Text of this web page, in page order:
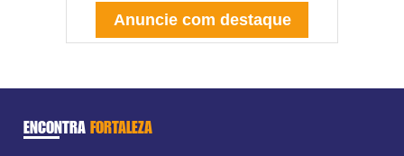
Anuncie com destaque
ENCONTRA FORTALEZA